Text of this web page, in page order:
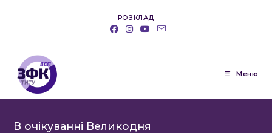
РОЗКЛАД
Меню
В очікуванні Великодня